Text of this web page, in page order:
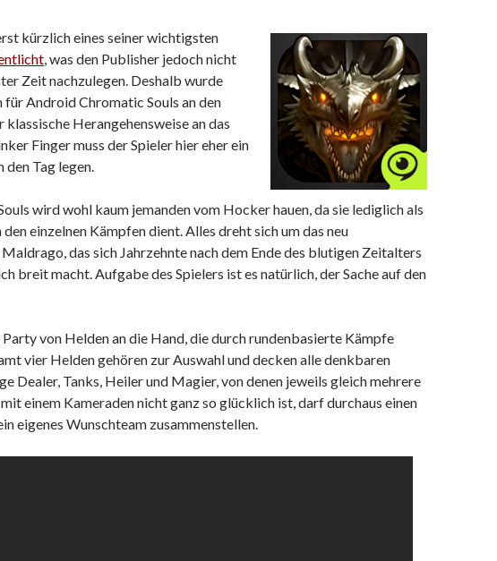
kürzlich eines seiner wichtigsten
, was den Publisher jedoch nicht
Zeit nachzulegen. Deshalb wurde
Android Chromatic Souls an den
Herangehensweise an das
Finger muss der Spieler hier eher ein
Tag legen.
wird wohl kaum jemanden vom Hocker hauen, da sie lediglich als
einzelnen Kämpfen dient. Alles dreht sich um das neu
das sich Jahrzehnte nach dem Ende des blutigen Zeitalters
breit macht. Aufgabe des Spielers ist es natürlich, der Sache auf den
von Helden an die Hand, die durch rundenbasierte Kämpfe
vier Helden gehören zur Auswahl und decken alle denkbaren
Dealer, Tanks, Heiler und Magier, von denen jeweils gleich mehrere
einem Kameraden nicht ganz so glücklich ist, darf durchaus einen
eigenes Wunschteam zusammenstellen.